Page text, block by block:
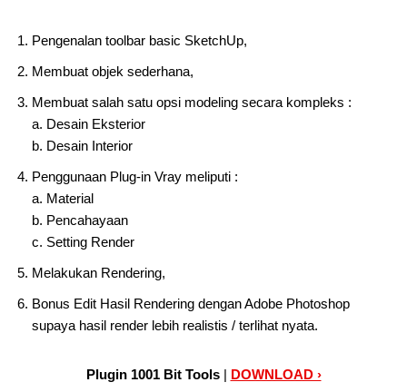
Pengenalan toolbar basic SketchUp,
Membuat objek sederhana,
Membuat salah satu opsi modeling secara kompleks :
a. Desain Eksterior
b. Desain Interior
Penggunaan Plug-in Vray meliputi :
a. Material
b. Pencahayaan
c. Setting Render
Melakukan Rendering,
Bonus Edit Hasil Rendering dengan Adobe Photoshop
supaya hasil render lebih realistis / terlihat nyata.
Plugin 1001 Bit Tools | DOWNLOAD ›